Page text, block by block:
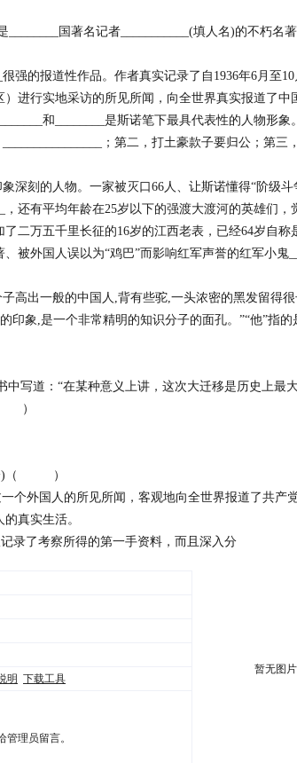
________国著名记者___________(填人名)的不朽名
强的报道性作品。作者真实记录了自1936年6月至
）进行实地采访的所见所闻，向全世界真实报道了中
和________是斯诺笔下最具代表性的人物形象。
；第二，打土豪款子要归公；第三
深刻的人物。一家被灭口66人、让斯诺懂得“阶级斗
，还有平均年龄在25岁以下的强渡大渡河的英雄们，
二万五千里长征的16岁的江西老表，已经64岁自称
被外国人误以为“鸡巴”而影响红军声誉的红军小鬼
高出一般的中国人,背有些驼,一头浓密的黑发留得很
象,是一个非常精明的知识分子的面孔。”“他”指的
中写道：“在某种意义上讲，这次大迁移是历史上最
）
分)（ ）
个外国人的所见所闻，客观地向全世界报道了共产
真实生活。
录了考察所得的第一手资料，而且深入分
明 下载工具
管理员留言。
暂无图片